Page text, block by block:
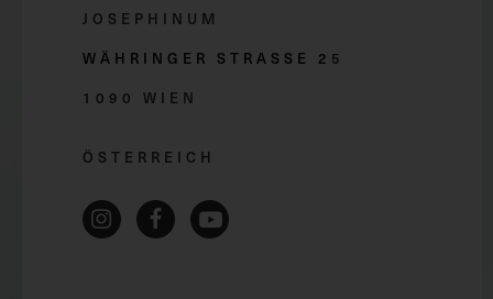
JOSEPHINUM
WÄHRINGER STRASSE 2 5
1090 WIEN
ÖSTERREICH